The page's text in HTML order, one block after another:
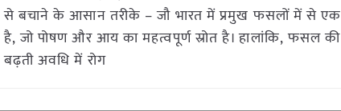
से बचाने के आसान तरीके – जौ भारत में प्रमुख फसलों में से एक
है, जो पोषण और आय का महत्वपूर्ण स्रोत है। हालांकि, फसल की
बढ़ती अवधि में रोग